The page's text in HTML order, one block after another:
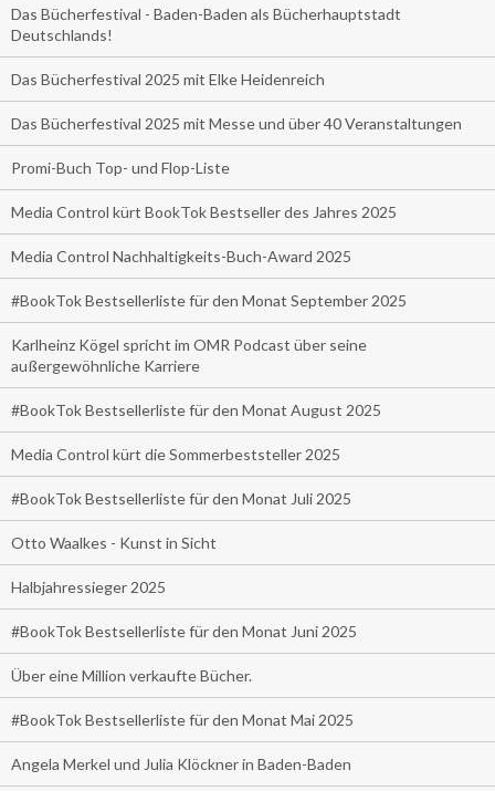
Das Bücherfestival - Baden-Baden als Bücherhauptstadt
Deutschlands!
Das Bücherfestival 2025 mit Elke Heidenreich
Das Bücherfestival 2025 mit Messe und über 40 Veranstaltungen
Promi-Buch Top- und Flop-Liste
Media Control kürt BookTok Bestseller des Jahres 2025
Media Control Nachhaltigkeits-Buch-Award 2025
#BookTok Bestsellerliste für den Monat September 2025
Karlheinz Kögel spricht im OMR Podcast über seine
außergewöhnliche Karriere
#BookTok Bestsellerliste für den Monat August 2025
Media Control kürt die Sommerbeststeller 2025
#BookTok Bestsellerliste für den Monat Juli 2025
Otto Waalkes - Kunst in Sicht
Halbjahressieger 2025
#BookTok Bestsellerliste für den Monat Juni 2025
Über eine Million verkaufte Bücher.
#BookTok Bestsellerliste für den Monat Mai 2025
Angela Merkel und Julia Klöckner in Baden-Baden